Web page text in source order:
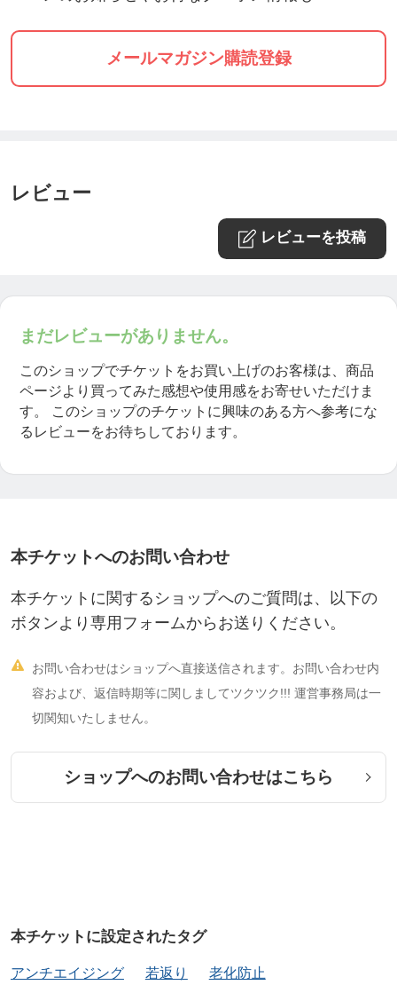
https://www.instagram.com/yukosensei_ginza
メールマガジン購読登録
レビュー
レビューを投稿
まだレビューがありません。
このショップでチケットをお買い上げのお客様は、商品
ページより買ってみた感想や使用感をお寄せいただけま
す。
このショップのチケットに興味のある方へ参考にな
るレビューをお待ちしております。
本チケットへのお問い合わせ
本チケットに関するショップへのご質問は、以下の
ボタンより専用フォームからお送りください。

お問い合わせはショップへ直接送信されます。お問い合わせ内
容および、返信時期等に関しましてツクツク!!! 運営事務局は一
切関知いたしません。
ショップへのお問い合わせはこちら
本チケットに設定されたタグ
アンチエイジング 若返り 老化防止